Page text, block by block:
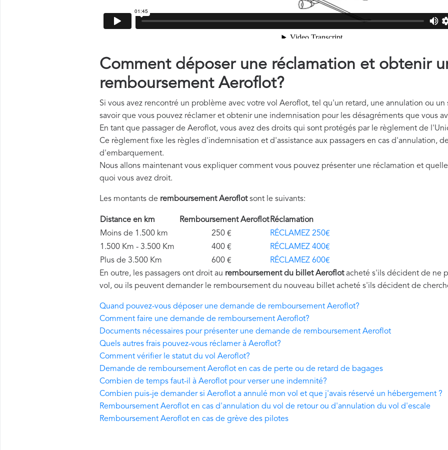
Comment déposer une réclamation et obtenir
remboursement Aeroflot?
Si vous avez rencontré un problème avec votre vol Aeroflot, tel qu'un retard, une annulation ou
savoir que vous pouvez réclamer et obtenir une indemnisation pour les désagréments que vous
En tant que passager de Aeroflot, vous avez des droits qui sont protégés par le règlement de
Ce règlement fixe les règles d'indemnisation et d'assistance aux passagers en cas d'annulation,
d'embarquement.
Nous allons maintenant vous expliquer comment vous pouvez présenter une réclamation et
quoi vous avez droit.
Les montants de remboursement Aeroflotsont le suivants:
Distance en km Remboursement Aeroflot Réclamation
Moins de 1.500 km
250 €
RÉCLAMEZ 250€
1.500 Km - 3.500 Km
400 €
RÉCLAMEZ 400€
Plus de 3.500 Km
600 €
RÉCLAMEZ 600€
En outre, les passagers ont droit au remboursement du billet Aeroflotacheté s'ils décident de ne
vol, ou ils peuvent demander le remboursement du nouveau billet acheté s'ils décident de
Quand pouvez-vous déposer une demande de remboursement Aeroflot?
Comment faire une demande de remboursement Aeroflot?
Documents nécessaires pour présenter une demande de remboursement Aeroflot
Quels autres frais pouvez-vous réclamer à Aeroflot?
Comment vérifier le statut du vol Aeroflot?
Demande de remboursement Aeroflot en cas de perte ou de retard de bagages
Combien de temps faut-il à Aeroflot pour verser une indemnité?
Combien puis-je demander si Aeroflot a annulé mon vol et que j'avais réservé un hébergement ?
Remboursement Aeroflot en cas d'annulation du vol de retour ou d'annulation du vol d'escale
Remboursement Aeroflot en cas de grève des pilotes